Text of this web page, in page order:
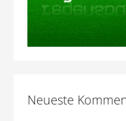
Neueste